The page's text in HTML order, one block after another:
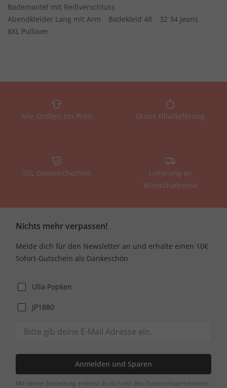
Bademantel mit Reißverschluss
Abendkleider Lang mit Arm
Badekleid 48
32 34 Jeans
8XL Pullover
Alle Größen ein Preis Gratis Filiallieferung
SSL Datensicherheit
Lieferung an
Wunschadresse
Nichts mehr verpassen!
Melde dich für den Newsletter an und erhalte einen 10€
Sofort-Gutschein als Dankeschön
Ulla Popken
JP1880
Anmelden und Sparen
Mit deiner Bestellung erklärst du dich mit den Datenschutzrichtlinien